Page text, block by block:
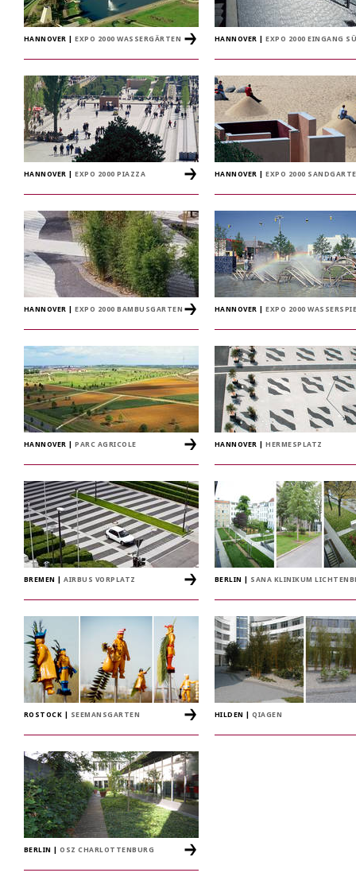
HANNOVER |EXPO 2000 WASSERGÄRTEN HANNOVER |EXPO 2000 EINGANG
HANNOVER |EXPO 2000 PIAZZA HANNOVER |EXPO 2000
HANNOVER |EXPO 2000 BAMBUSGARTEN HANNOVER |EXPO 2000
HANNOVER |PARC AGRICOLE HANNOVER |HERMESPLATZ
BREMEN |AIRBUS VORPLATZ BERLIN SANA KLINIKUM
ROSTOCK SEEMANSGARTEN HILDEN |QIAGEN
BERLIN |OSZ CHARLOTTENBURG